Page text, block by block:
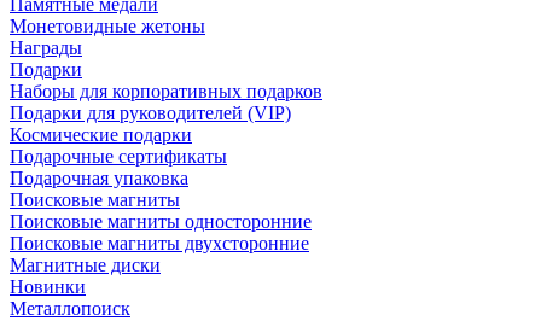
Памятные медали
Монетовидные жетоны
Награды
Подарки
Наборы для корпоративных подарков
Подарки для руководителей (VIP)
Космические подарки
Подарочные сертификаты
Подарочная упаковка
Поисковые магниты
Поисковые магниты односторонние
Поисковые магниты двухсторонние
Магнитные диски
Новинки
Металлопоиск